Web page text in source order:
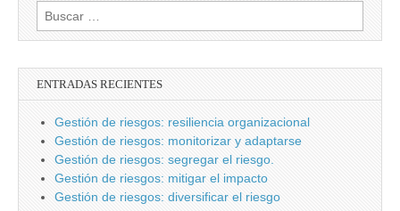
Buscar:
ENTRADAS RECIENTES
Gestión de riesgos: resiliencia organizacional
Gestión de riesgos: monitorizar y adaptarse
Gestión de riesgos: segregar el riesgo.
Gestión de riesgos: mitigar el impacto
Gestión de riesgos: diversificar el riesgo